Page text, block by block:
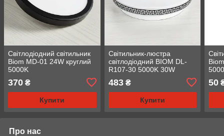
Світлодіодний світильник
Biom MD-01 24W круглий
5000K
370 ₴
Купити
Світильник-люстра
світлодіодний BIOM DL-
R107-30 5000K 30W
483₴
Купити
50
Про нас